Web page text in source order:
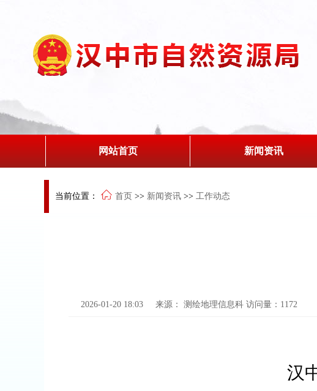
网站首页 新闻资讯
当前位置： 首页 >> 新闻资讯 >> 工作动态
2026-01-20 18:03 来源： 测绘地理信息科 访问量： 1172
汉